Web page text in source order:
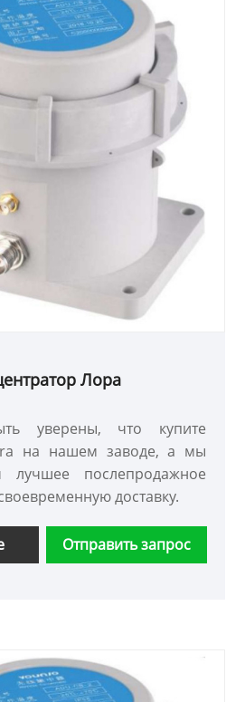
Лора
уверены, что купите
на нашем заводе, а мы
послепродажное
доставку.
Отправить запрос